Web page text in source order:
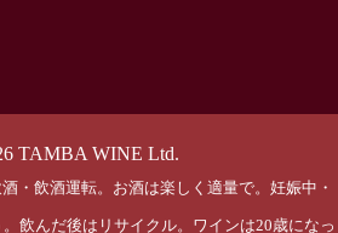
TAMBA WINE Ltd.
・飲酒運転。お酒は楽しく適量で。妊娠中・
飲んだ後はリサイクル。ワインは20歳になっ